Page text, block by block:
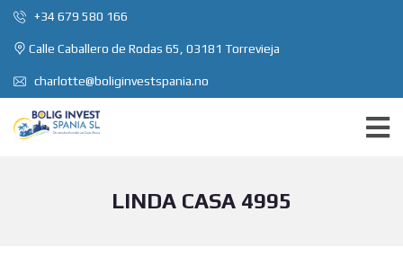
+34 679 580 166
Calle Caballero de Rodas 65, 03181 Torrevieja
charlotte@boliginvestspania.no
LINDA CASA 4995